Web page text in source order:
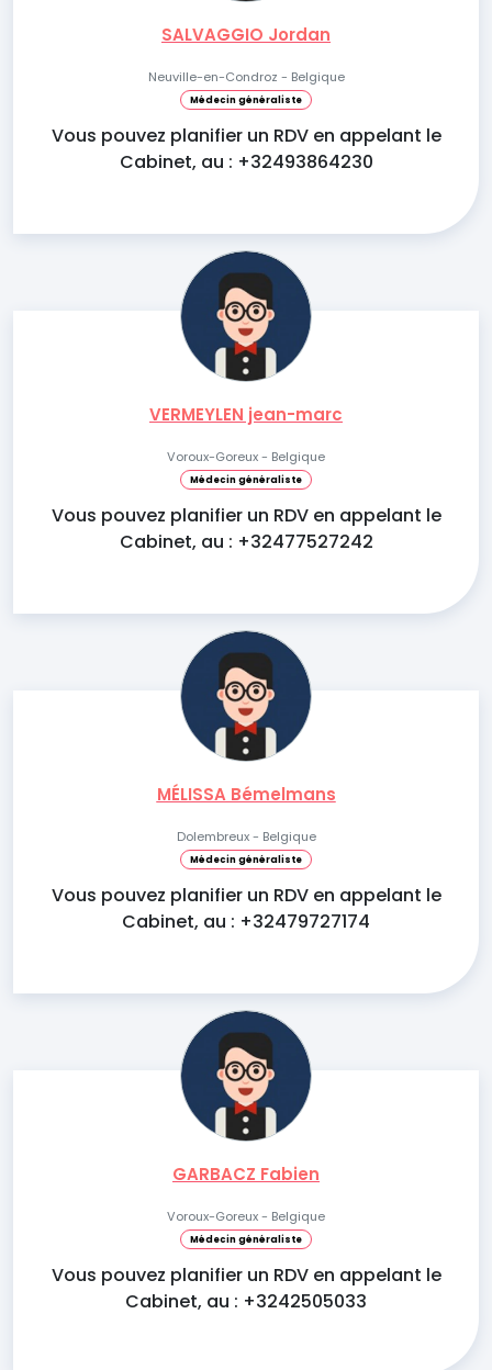
SALVAGGIO Jordan
Neuville-en-Condroz - Belgique
Médecin généraliste
Vous pouvez planifier un RDV en appelant le
Cabinet, au : +32493864230
VERMEYLEN jean-marc
Voroux-Goreux - Belgique
Médecin généraliste
Vous pouvez planifier un RDV en appelant le
Cabinet, au : +32477527242
MÉLISSA Bémelmans
Dolembreux - Belgique
Médecin généraliste
Vous pouvez planifier un RDV en appelant le
Cabinet, au : +32479727174
GARBACZ Fabien
Voroux-Goreux - Belgique
Médecin généraliste
Vous pouvez planifier un RDV en appelant le
Cabinet, au : +3242505033